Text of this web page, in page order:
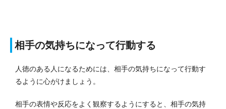
相手の気持ちになって行動する
人徳のある人になるためには、相手の気持ちになって行動す
るように心がけましょう。
相手の表情や反応をよく観察するようにすると、相手の気持